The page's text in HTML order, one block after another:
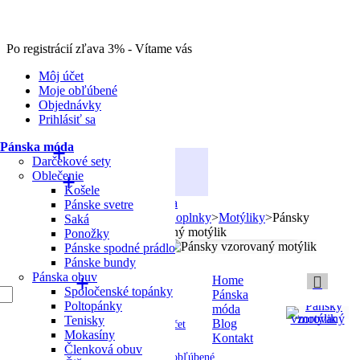
PÁNSKA MÓDA
Po registrácií zľava 3% - Vítame vás
Môj účet
Moje obľúbené
Objednávky
Prihlásiť sa
Košík 0
Produkt
Produkty
(prázdny)
Produkt
bol
úspešne
Môj účet
Moje obľúbené
Pánska móda
Darčekové sety
Oblečenie
Košele
Pánske svetre
Saká
Ponožky
Pánske spodné prádlo
Pánske bundy
Pánska obuv
Spoločenské topánky
Poltopánky
Tenisky
Mokasíny
Členková obuv
Home
Pánska
móda
Blog
Kontakt
>
Pánska
Doplnky>Motýliky>Pánsky
vzorovaný motýlik
Zobraziť väčšie